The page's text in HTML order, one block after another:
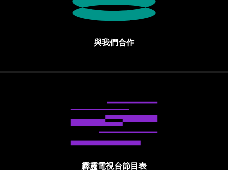
與我們合作
霹靂電視台節目表